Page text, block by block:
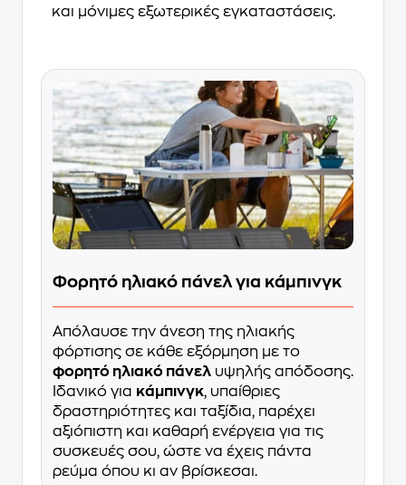
και μόνιμες εξωτερικές εγκαταστάσεις.
Φορητό ηλιακό πάνελ για κάμπινγκ
Απόλαυσε την άνεση της ηλιακής
φόρτισης σε κάθε εξόρμηση με το
φορητό ηλιακό πάνελ υψηλής απόδοσης.
Ιδανικό για κάμπινγκ, υπαίθριες
δραστηριότητες και ταξίδια, παρέχει
αξιόπιστη και καθαρή ενέργεια για τις
συσκευές σου, ώστε να έχεις πάντα
ρεύμα όπου κι αν βρίσκεσαι.